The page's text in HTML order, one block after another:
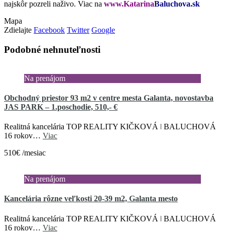
najskôr pozreli naživo. Viac na www.KatarinaBaluchova.sk
Mapa
Zdielajte Facebook Twitter Google
Podobné nehnuteľnosti
Na prenájom
Obchodný priestor 93 m2 v centre mesta Galanta, novostavba
JAS PARK – 1.poschodie, 510,- €
Realitná kancelária TOP REALITY KIČKOVÁ ǀ BALUCHOVÁ
16 rokov… Viac
510€ /mesiac
Na prenájom
Kancelária rôzne veľkosti 20-39 m2, Galanta mesto
Realitná kancelária TOP REALITY KIČKOVÁ ǀ BALUCHOVÁ
16 rokov… Viac